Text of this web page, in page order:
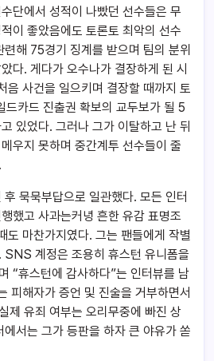
단에서 성적이 나빴던 선수들은 무
이 좋았음에도 토론토 최악의 선수
해 75경기 징계를 받으며 팀의 분위
다. 게다가 오수나가 결장하게 된 시
음 사건을 일으키며 결장할 때까지 토
카드 진출권 확보의 교두보가 될 5
있었다. 그러나 그가 이탈하고 난 뒤
우지 못하며 중간계투 선수들이 줄
묵묵부답으로 일관했다. 모든 인터
했고 사과는커녕 흔한 유감 표명조
도 마찬가지였다. 그는 팬들에게 작별
SNS 계정은 조용히 휴스턴 유니폼을
“휴스턴에 감사하다”는 인터뷰를 남
피해자가 증언 및 진술을 거부하면서
제 유죄 여부는 오리무중에 빠진 상
서는 그가 등판을 하자 큰 야유가 쏟